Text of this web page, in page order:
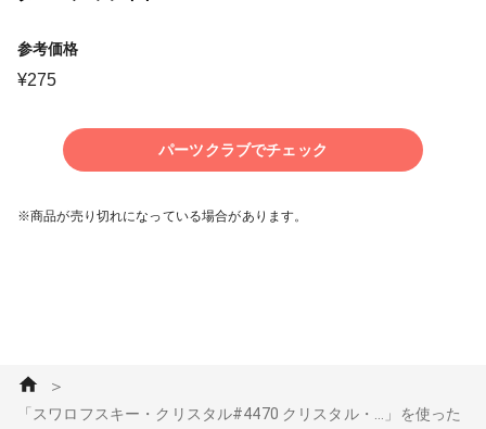
参考価格
¥275
パーツクラブでチェック
※商品が売り切れになっている場合があります。
＞
「スワロフスキー・クリスタル#4470 クリスタル・...」を使った